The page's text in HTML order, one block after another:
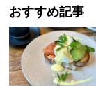
おすすめ記事